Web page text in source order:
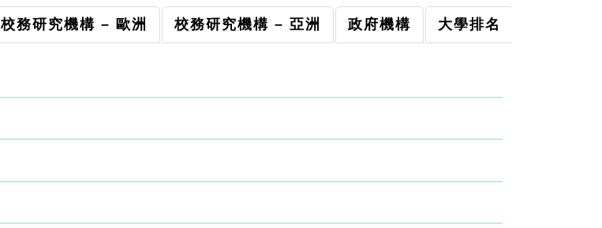
校務研究機構 – 歐洲 校務研究機構 – 亞洲 政府機構 大學排名